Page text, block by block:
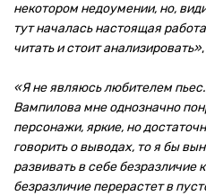
некотором недоумении, но,
тут началась настоящая
читать и стоит анализировать»
«Я не являюсь любителем
Вампилова мне однозначно
персонажи, яркие, но
говорить о выводах, то я бы
развивать в себе безразличие
безразличие перерастет в